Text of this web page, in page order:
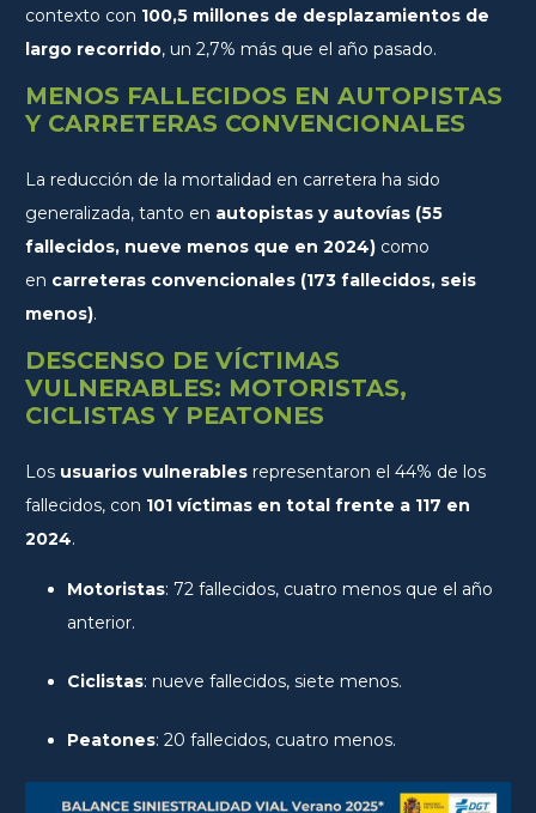
contexto con 100,5 millones de desplazamientos de
largo recorrido, un 2,7% más que el año pasado.
MENOS FALLECIDOS EN AUTOPISTAS
Y CARRETERAS CONVENCIONALES
La reducción de la mortalidad en carretera ha sido
generalizada, tanto en autopistas y autovías (55
fallecidos, nueve menos que en 2024) como
en carreteras convencionales (173 fallecidos, seis
menos).
DESCENSO DE VÍCTIMAS
VULNERABLES: MOTORISTAS,
CICLISTAS Y PEATONES
Los usuarios vulnerables representaron el 44% de los
fallecidos, con 101 víctimas en total frente a 117 en
2024.
Motoristas: 72 fallecidos, cuatro menos que el año
anterior.
Ciclistas: nueve fallecidos, siete menos.
Peatones: 20 fallecidos, cuatro menos.